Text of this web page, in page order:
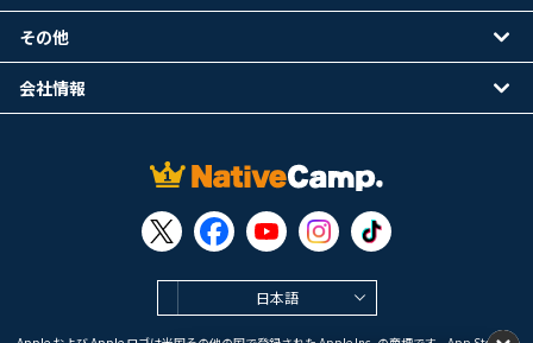
日本語
その他
会社情報